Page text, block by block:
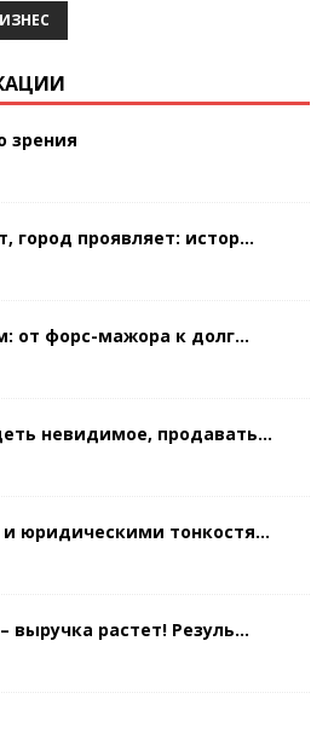
зрения
город проявляет: истор...
от форс-мажора к долг...
невидимое, продавать...
юридическими тонкостя...
растет! Резуль...